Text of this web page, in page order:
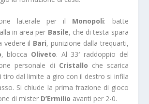
laterale per il Monopoli: batte
in area per Basile, che di testa spara
vedere il Bari, punizione dalla trequarti,
, blocca Oliveto. Al 33′ raddoppio del
personale di Cristallo che scarica
tiro dal limite a giro con il destro si infila
Si chiude la prima frazione di gioco
di mister D’Ermilio avanti per 2-0.